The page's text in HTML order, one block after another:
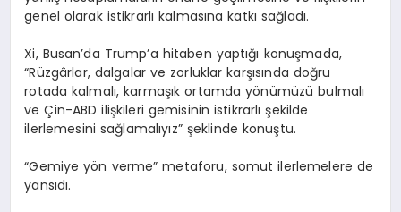
genel olarak istikrarlı kalmasına katkı sağladı.
Xi, Busan’da Trump’a hitaben yaptığı konuşmada,
“Rüzgârlar, dalgalar ve zorluklar karşısında doğru
rotada kalmalı, karmaşık ortamda yönümüzü bulmalı
ve Çin-ABD ilişkileri gemisinin istikrarlı şekilde
ilerlemesini sağlamalıyız” şeklinde konuştu.
“Gemiye yön verme” metaforu, somut ilerlemelere de
yansıdı.